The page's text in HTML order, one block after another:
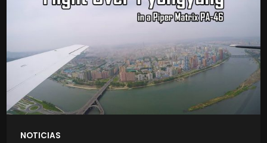
NOTICIAS